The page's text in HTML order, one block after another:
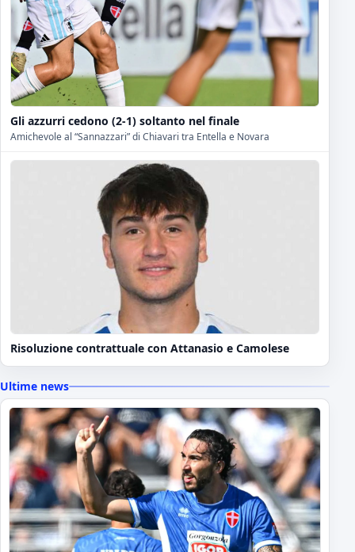
Gli azzurri cedono (2-1) soltanto nel finale
Amichevole al “Sannazzari” di Chiavari tra Entella e Novara
Risoluzione contrattuale con Attanasio e Camolese
Ultime news